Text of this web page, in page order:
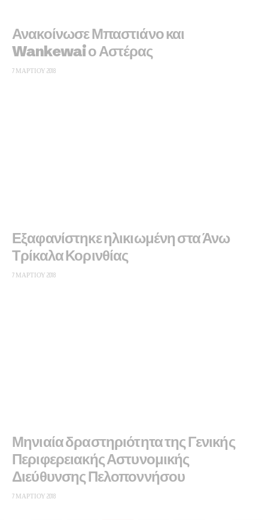
Ανακοίνωσε Μπαστιάνο και
Wankewai ο Αστέρας
7 ΜΑΡΤΊΟΥ 2018
Εξαφανίστηκε ηλικιωμένη στα Άνω
Τρίκαλα Κορινθίας
7 ΜΑΡΤΊΟΥ 2018
Μηνιαία δραστηριότητα της Γενικής
Περιφερειακής Αστυνομικής
Διεύθυνσης Πελοποννήσου
7 ΜΑΡΤΊΟΥ 2018